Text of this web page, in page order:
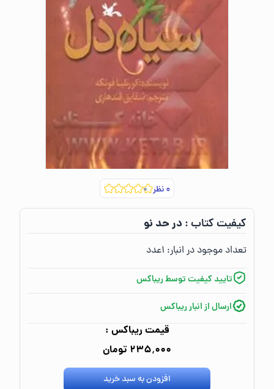
۰نظر
کیفیت کتاب :‌در حد نو
تعداد موجود در انبار:‌ ۱عدد
تایید کیفیت توسط ریباکس
ارسال از انبار ریباکس
قیمت ریباکس :
۲۳۵٬۰۰۰ تومان
افزودن به سبد خرید